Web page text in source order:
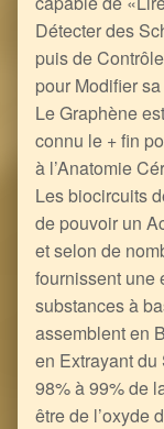
Détecter des
puis de
pour Modifier
Le Graphène
connu le + fin
à l’Anatomie
Les biocircuits
de pouvoir un
et selon de
fournissent une
substances à
assemblent en
en Extrayant
98% à 99% de
être de l’oxyde